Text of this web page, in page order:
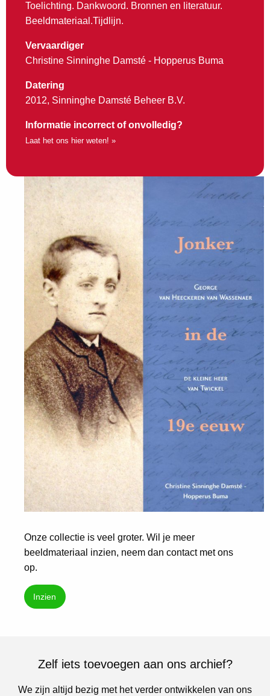
Toelichting. Dankwoord. Bronnen en literatuur.
Beeldmateriaal.Tijdlijn.
Vervaardiger
Christine Sinninghe Damsté - Hopperus Buma
Datering
2012, Sinninghe Damsté Beheer B.V.
Informatie incorrect of onvolledig?
Laat het ons hier weten! »
Onze collectie is veel groter. Wil je meer
beeldmateriaal inzien, neem dan contact met ons
op.
Inzien
Zelf iets toevoegen aan ons archief?
We zijn altijd bezig met het verder ontwikkelen van ons